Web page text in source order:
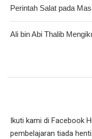
Perintah Salat pada
Ali bin Abi Thalib
Ikuti kami di Facebook
pembelajaran tiada